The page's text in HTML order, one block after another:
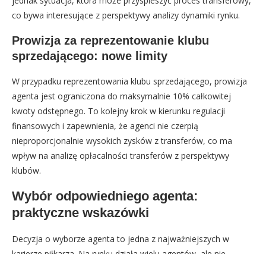
co bywa interesujące z perspektywy analizy dynamiki rynku.
Prowizja za reprezentowanie klubu
sprzedającego: nowe limity
W przypadku reprezentowania klubu sprzedającego, prowizja
agenta jest ograniczona do maksymalnie 10% całkowitej
kwoty odstępnego. To kolejny krok w kierunku regulacji
finansowych i zapewnienia, że agenci nie czerpią
nieproporcjonalnie wysokich zysków z transferów, co ma
wpływ na analizę opłacalności transferów z perspektywy
klubów.
Wybór odpowiedniego agenta:
praktyczne wskazówki
Decyzja o wyborze agenta to jedna z najważniejszych w